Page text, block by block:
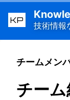
KP
技術情報
チームメン
チー